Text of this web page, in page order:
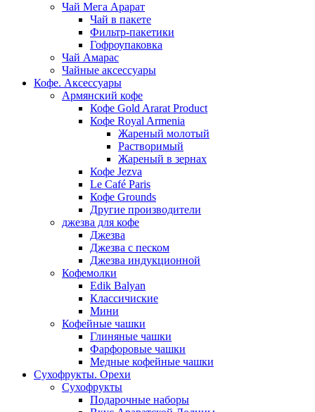
Чай Мега Арарат
Чай в пакете
Фильтр-пакетики
Гофроупаковка
Чай Амарас
Чайные аксессуары
Кофе. Аксессуары
Армянский кофе
Кофе Gold Ararat Product
Кофе Royal Armenia
Жареный молотый
Растворимый
Жареный в зернах
Кофе Jezva
Le Café Paris
Кофе Grounds
Другие производители
джезва для кофе
Джезва
Джезва с песком
Джезва индукционной
Кофемолки
Edik Balyan
Классичиские
Мини
Кофейные чашки
Глиняные чашки
Фарфоровые чашки
Медные кофейные чашки
Сухофрукты. Орехи
Сухофрукты
Подарочные наборы